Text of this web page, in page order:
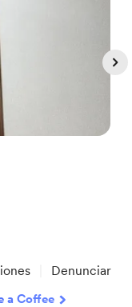
Denunciar
a Coffee